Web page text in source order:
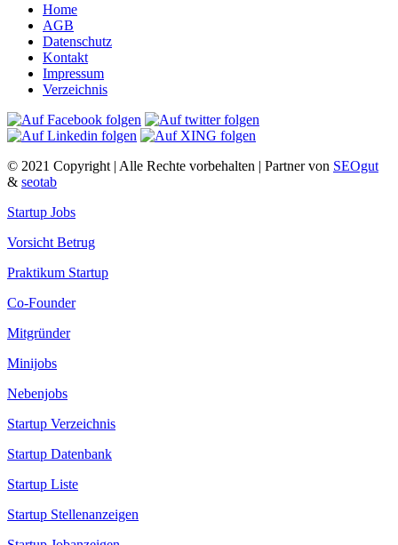
Home
AGB
Datenschutz
Kontakt
Impressum
Verzeichnis
© 2021 Copyright | Alle Rechte vorbehalten | Partner von SEOgut
& seotab
Startup Jobs
Vorsicht Betrug
Praktikum Startup
Co-Founder
Mitgründer
Minijobs
Nebenjobs
Startup Verzeichnis
Startup Datenbank
Startup Liste
Startup Stellenanzeigen